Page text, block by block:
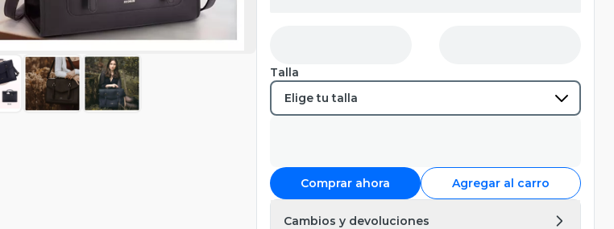
Talla
Comprar ahora Agregar al carro
Cambios y devoluciones